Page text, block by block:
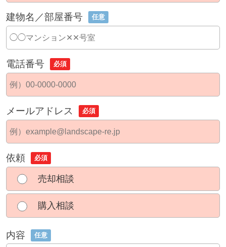
建物名／部屋番号 任意
電話番号 必須
メールアドレス 必須
依頼 必須
売却相談
購入相談
内容 任意